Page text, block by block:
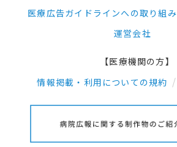
医療広告ガイドラインへの取り組み
運営会社
【医療機関の方】
情報掲載・利用についての規約